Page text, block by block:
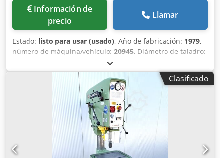
Información de
precio
Llamar
Estado: listo para usar (usado), Año de fabricación: 1979,
número de máquina/vehículo: 20945, Diámetro de taladro:
28/35 mm Credszh H I Uspfx Apcsf Cono del husillo: MK 3
Voladizo: 293 mm Tamaño de la mesa: 400 x 400 mm La
mesa, montada sobre una columna redonda, es giratoria y
su altura es ajustable mediante una manivela y una
cremallera. Distancia grande entre la mesa y el eje del
taladro: 630 mm Recorrido del eje: 180 mm Velocidades de
husillo ajustables en 4 grupos: 65 - 1750 rpm Motor de
transmisión: 380 V, 0,9/1,5 kW Peso: 340 kg Espacio
necesario: 600 x 920 x 1880 mm
Clasificado